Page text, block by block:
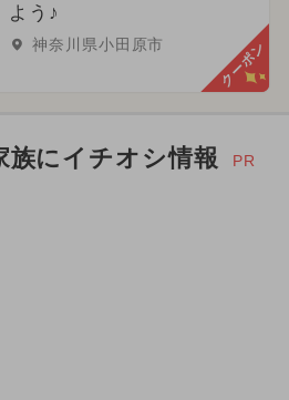
よう♪
神奈川県小田原市 クーポン
族にイチオシ情報 PR